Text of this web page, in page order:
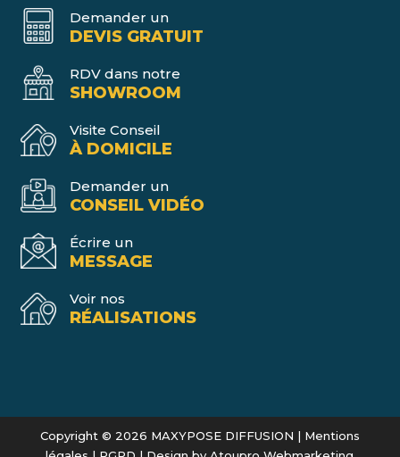
Demander un
DEVIS GRATUIT
RDV dans notre
SHOWROOM
Visite Conseil
À DOMICILE
Demander un
CONSEIL VIDÉO
Écrire un
MESSAGE
Voir nos
RÉALISATIONS
Copyright © 2026 MAXYPOSE DIFFUSION | Mentions